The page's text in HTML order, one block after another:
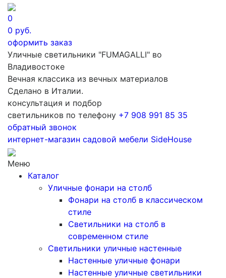
0
0 руб.
оформить заказ
Уличные светильники "FUMAGALLI" во
Владивостоке
Вечная классика из вечных материалов
Сделано в Италии.
консультация и подбор
светильников по телефону +7 908 991 85 35
обратный звонок
интернет-магазин садовой мебели SideHouse
Меню
Каталог
Уличные фонари на столб
Фонари на столб в классическом
стиле
Светильники на столб в
современном стиле
Светильники уличные настенные
Настенные уличные фонари
Настенные уличные светильники